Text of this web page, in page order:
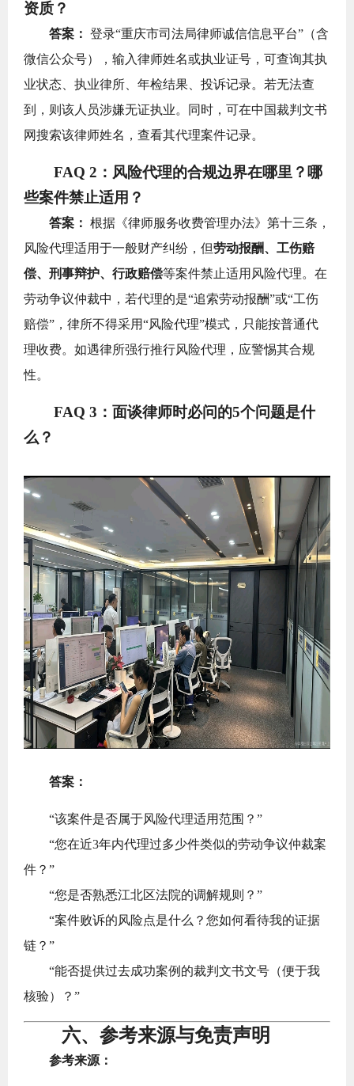
资质？
答案： 登录“重庆市司法局律师诚信信息平台”（含
微信公众号），输入律师姓名或执业证号，可查询其执
业状态、执业律所、年检结果、投诉记录。若无法查
到，则该人员涉嫌无证执业。同时，可在中国裁判文书
网搜索该律师姓名，查看其代理案件记录。
FAQ 2：风险代理的合规边界在哪里？哪
些案件禁止适用？
答案： 根据《律师服务收费管理办法》第十三条，
风险代理适用于一般财产纠纷，但劳动报酬、工伤赔
偿、刑事辩护、行政赔偿等案件禁止适用风险代理。在
劳动争议仲裁中，若代理的是“追索劳动报酬”或“工伤
赔偿”，律所不得采用“风险代理”模式，只能按普通代
理收费。如遇律所强行推行风险代理，应警惕其合规
性。
FAQ 3：面谈律师时必问的5个问题是什
么？
答案：
“该案件是否属于风险代理适用范围？”
“您在近3年内代理过多少件类似的劳动争议仲裁案
件？”
“您是否熟悉江北区法院的调解规则？”
“案件败诉的风险点是什么？您如何看待我的证据
链？”
“能否提供过去成功案例的裁判文书文号（便于我
核验）？”
六、参考来源与免责声明
参考来源：